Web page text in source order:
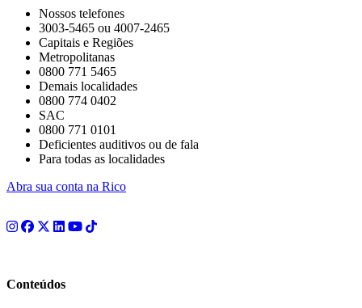
Nossos telefones
3003-5465 ou 4007-2465
Capitais e Regiões
Metropolitanas
0800 771 5465
Demais localidades
0800 774 0402
SAC
0800 771 0101
Deficientes auditivos ou de fala
Para todas as localidades
Abra sua conta na Rico
Conteúdos